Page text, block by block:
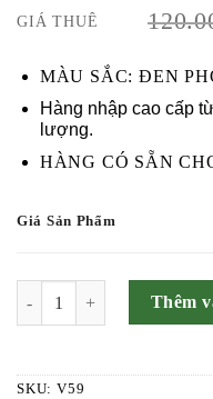
GIÁ THUÊ
MÀU SẮC: ĐEN
Hàng nhập cao cấp
lượng.
HÀNG CÓ SẴN
Giá Sản Phẩm
Thêm
SKU: V59